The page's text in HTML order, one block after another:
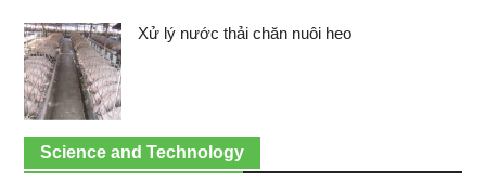
Xử lý nước thải chăn nuôi heo
Science and Technology